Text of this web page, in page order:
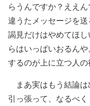
らうんですか？ええ
違うたメッセージを
謁見だけはやめてほ
らはいっぱいおるん
するのが上に立つ人の
まあ実はもう結論は
引っ張って、なるべ